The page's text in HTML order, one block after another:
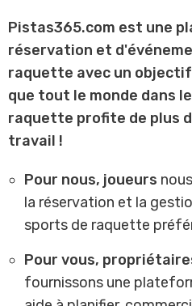
Pistas365.com est une
réservation et
raquette avec un objectif
que tout le monde dans
raquette profite de plus
travail !
Pour nous, joueurs
la réservation et la
sports de raquette
Pour vous,
fournissons une